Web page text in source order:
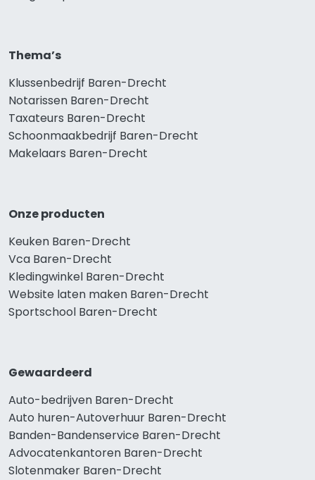
Thema’s
Klussenbedrijf Baren-Drecht
Notarissen Baren-Drecht
Taxateurs Baren-Drecht
Schoonmaakbedrijf Baren-Drecht
Makelaars Baren-Drecht
Onze producten
Keuken Baren-Drecht
Vca Baren-Drecht
Kledingwinkel Baren-Drecht
Website laten maken Baren-Drecht
Sportschool Baren-Drecht
Gewaardeerd
Auto-bedrijven Baren-Drecht
Auto huren-Autoverhuur Baren-Drecht
Banden-Bandenservice Baren-Drecht
Advocatenkantoren Baren-Drecht
Slotenmaker Baren-Drecht